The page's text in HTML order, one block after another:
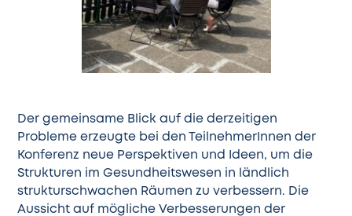
Der gemeinsame Blick auf die derzeitigen
Probleme erzeugte bei den TeilnehmerInnen der
Konferenz neue Perspektiven und Ideen, um die
Strukturen im Gesundheitswesen in ländlich
strukturschwachen Räumen zu verbessern. Die
Aussicht auf mögliche Verbesserungen der